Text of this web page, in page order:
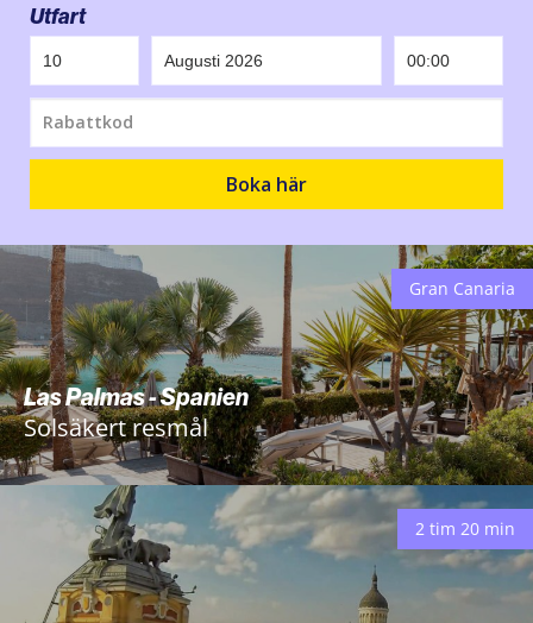
Utfart
Gran Canaria
Las Palmas - Spanien
Solsäkert resmål
2 tim 20 min